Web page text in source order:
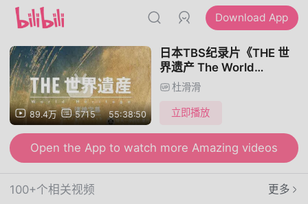
Download App
89.4万 5715 55:38:50
日本TBS纪录片《THE 世
界遗产 The World
Heritage》全180集 日语中
日双字
杜滑滑
立即播放
Open the App to watch more Amazing videos
100+个相关视频 更多